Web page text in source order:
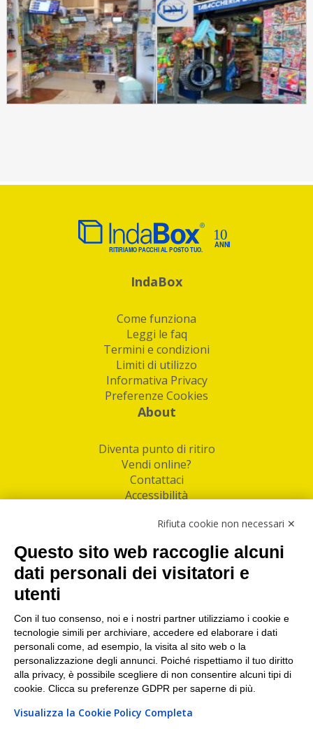
IndaBox
Come funziona
Leggi le faq
Termini e condizioni
Limiti di utilizzo
Informativa Privacy
Preferenze Cookies
About
Diventa punto di ritiro
Vendi online?
Contattaci
Accessibilità
Facebook
Linkedin
I nostri punti di ritiro e spedizione pacchi nelle
maggiori città italiane
Torino|Milano|Roma|Bologna|Firenze| Genova
Napoli|Varese
Rifiuta cookie non necessari ✕
Questo sito web raccoglie alcuni
dati personali dei visitatori e
utenti
Con il tuo consenso, noi e i nostri partner utilizziamo i cookie e
tecnologie simili per archiviare, accedere ed elaborare i dati
personali come, ad esempio, la visita al sito web o la
personalizzazione degli annunci. Poiché rispettiamo il tuo diritto
alla privacy, è possibile scegliere di non consentire alcuni tipi di
cookie. Clicca su preferenze GDPR per saperne di più.
Visualizza la Cookie Policy Completa